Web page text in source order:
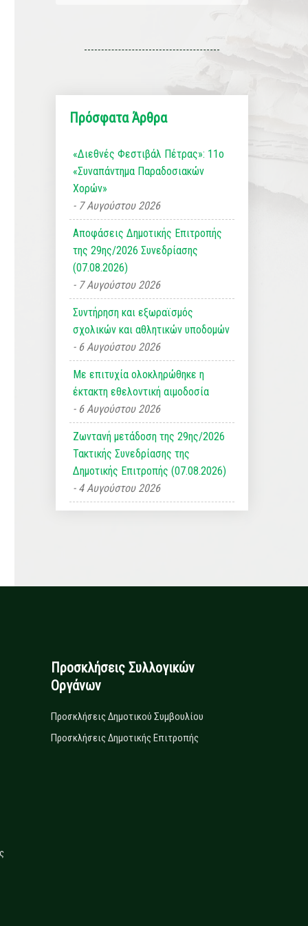
Πρόσφατα Άρθρα
«Διεθνές Φεστιβάλ Πέτρας»: 11ο
«Συναπάντημα Παραδοσιακών
Χορών»
7 Αυγούστου 2026
Αποφάσεις Δημοτικής Επιτροπής
της 29ης/2026 Συνεδρίασης
(07.08.2026)
7 Αυγούστου 2026
Συντήρηση και εξωραϊσμός
σχολικών και αθλητικών υποδομών
6 Αυγούστου 2026
Με επιτυχία ολοκληρώθηκε η
έκτακτη εθελοντική αιμοδοσία
6 Αυγούστου 2026
Ζωντανή μετάδοση της 29ης/2026
Τακτικής Συνεδρίασης της
Δημοτικής Επιτροπής (07.08.2026)
4 Αυγούστου 2026
Προσκλήσεις Συλλογικών
Οργάνων
Προσκλήσεις Δημοτικού Συμβουλίου
Προσκλήσεις Δημοτικής Επιτροπής